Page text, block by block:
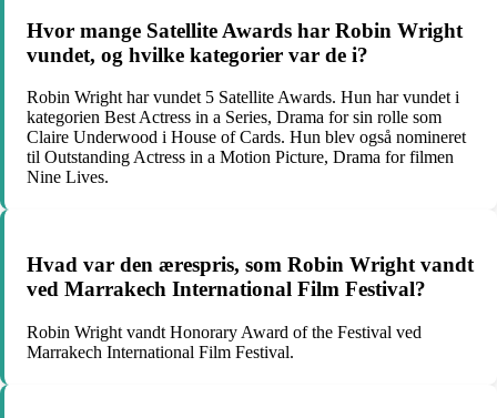
Hvor mange Satellite Awards har Robin Wright
vundet, og hvilke kategorier var de i?
Robin Wright har vundet 5 Satellite Awards. Hun har vundet i
kategorien Best Actress in a Series, Drama for sin rolle som
Claire Underwood i House of Cards. Hun blev også nomineret
til Outstanding Actress in a Motion Picture, Drama for filmen
Nine Lives.
Hvad var den ærespris, som Robin Wright vandt
ved Marrakech International Film Festival?
Robin Wright vandt Honorary Award of the Festival ved
Marrakech International Film Festival.